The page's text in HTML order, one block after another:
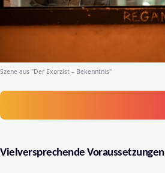
Szene aus "Der Exorzist – Bekenntnis"
Vielversprechende Voraussetzungen